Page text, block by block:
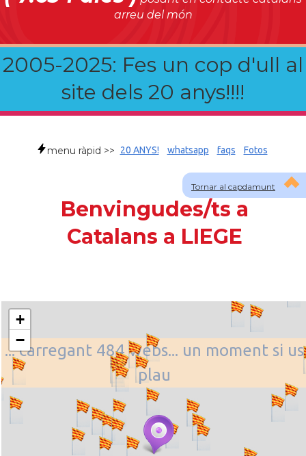
arreu del món
2005-2025: Fes un cop d'ull al
site dels 20 anys!!!!
Tornar al capdamunt
menu ràpid >> 20 ANYS! whatsapp faqs Fotos
Benvingudes/ts a
Catalans a LIEGE
... carregant 484 webs... un moment si us
plau
+
−